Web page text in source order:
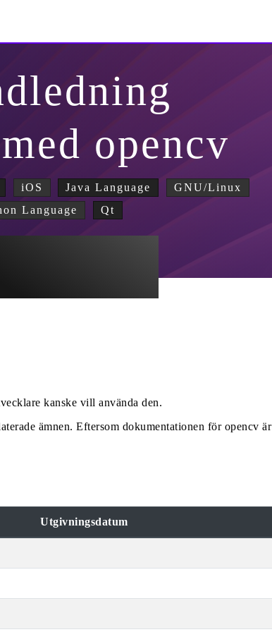
opencv
iOS Java Language
GNU/Linux
Language Qt
kanske vill använda den.
ämnen. Eftersom dokumentationen för opencv är
Utgivningsdatum